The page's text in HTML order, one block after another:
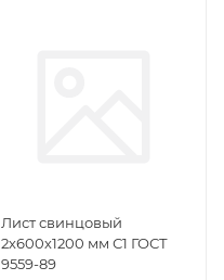
Лист свинцовый
2х600х1200 мм С1 ГОСТ
9559-89